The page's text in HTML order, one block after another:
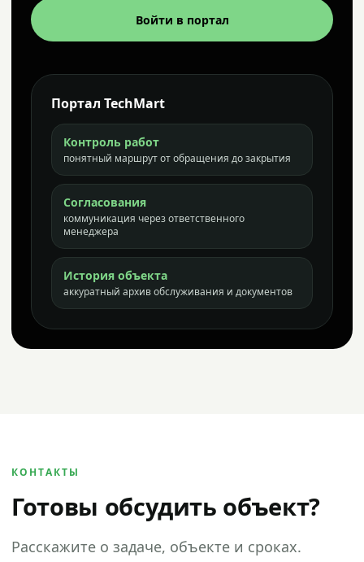
Войти в портал
Портал TechMart
Контроль работ
понятный маршрут от обращения до закрытия
Согласования
коммуникация через ответственного
менеджера
История объекта
аккуратный архив обслуживания и документов
КОНТАКТЫ
Готовы обсудить объект?
Расскажите о задаче, объекте и сроках.